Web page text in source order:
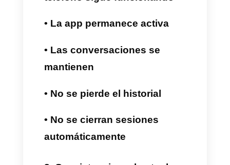
1. Conexión de WhatsApp a la
API desde Callbell
de WhatsApp a Callbell